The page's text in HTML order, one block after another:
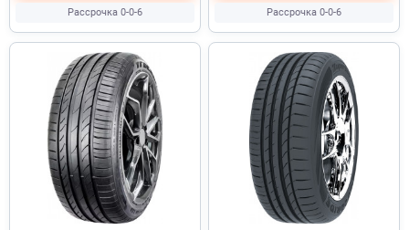
Рассрочка 0-0-6 Рассрочка 0-0-6